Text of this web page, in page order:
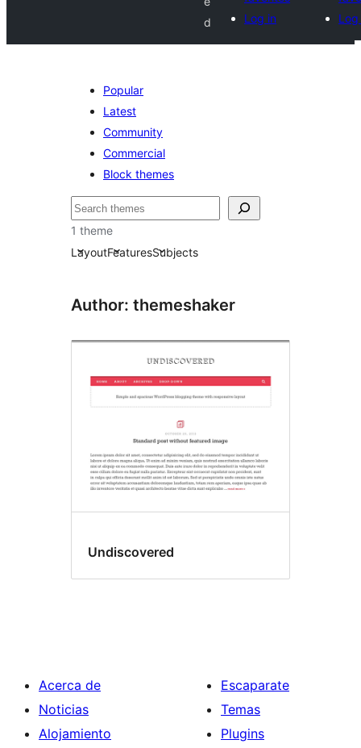
d
Log in
Log
Popular
Latest
Community
Commercial
Block themes
Buscar
1 theme
LayoutFeaturesSubjects
Author: themeshaker
Undiscovered
Acerca de
Noticias
Alojamiento
Escaparate
Temas
Plugins